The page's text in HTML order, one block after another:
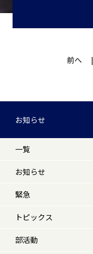
前へ
お知らせ
一覧
お知らせ
緊急
トピックス
部活動